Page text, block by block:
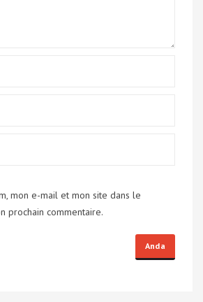
mon e-mail et mon site dans le
prochain commentaire.